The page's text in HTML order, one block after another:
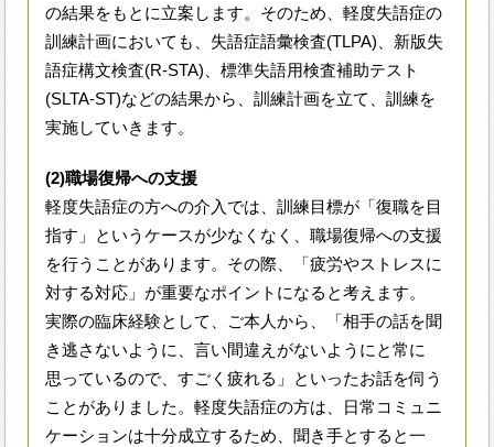
の結果をもとに立案します。そのため、軽度失語症の
訓練計画においても、失語症語彙検査(TLPA)、新版失
語症構文検査(R-STA)、標準失語用検査補助テスト
(SLTA-ST)などの結果から、訓練計画を立て、訓練を
実施していきます。
(2)職場復帰への支援
軽度失語症の方への介入では、訓練目標が「復職を目
指す」というケースが少なくなく、職場復帰への支援
を行うことがあります。その際、「疲労やストレスに
対する対応」が重要なポイントになると考えます。
実際の臨床経験として、ご本人から、「相手の話を聞
き逃さないように、言い間違えがないようにと常に
思っているので、すごく疲れる」といったお話を伺う
ことがありました。軽度失語症の方は、日常コミュニ
ケーションは十分成立するため、聞き手とすると一